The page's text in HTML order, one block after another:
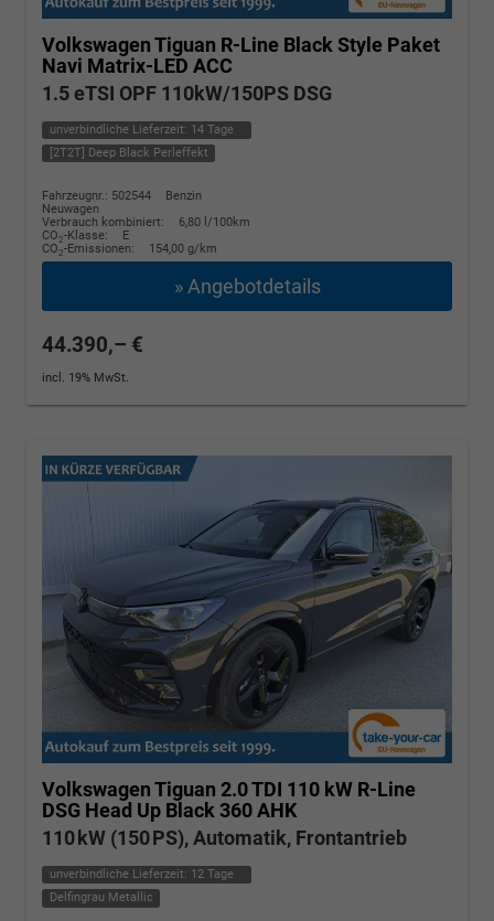
Volkswagen Tiguan R-Line Black Style Paket
Navi Matrix-LED ACC
1.5 eTSI OPF 110kW/150PS DSG
unverbindliche Lieferzeit: 14 Tage
[2T2T] Deep Black Perleffekt
Fahrzeugnr.: 502544
Benzin
Neuwagen
Verbrauch kombiniert:
6,80 l/100km
CO2-Klasse:
E
CO2-Emissionen: 154,00 g/km
» Angebotdetails
44.390,– €
incl. 19% MwSt.
Volkswagen Tiguan 2.0 TDI 110 kW R-Line
DSG Head Up Black 360 AHK
110 kW (150 PS), Automatik, Frontantrieb
unverbindliche Lieferzeit: 12 Tage
Delfingrau Metallic